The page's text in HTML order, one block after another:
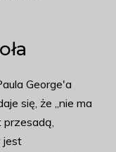
George'a
się, że „nie ma
przesadą,
jest